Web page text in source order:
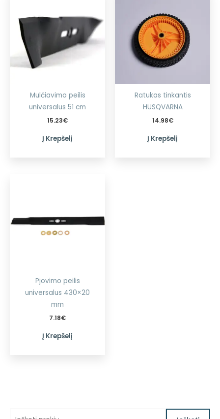
Mulčiavimo peilis
universalus 51 cm
15.23€
Į Krepšelį
Ratukas tinkantis
HUSQVARNA
14.98€
Į Krepšelį
Pjovimo peilis
universalus 430×20
mm
7.18€
Į Krepšelį